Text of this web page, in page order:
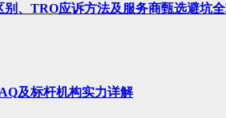
、TRO应诉方法及服务商甄选避坑
及标杆机构实力详解